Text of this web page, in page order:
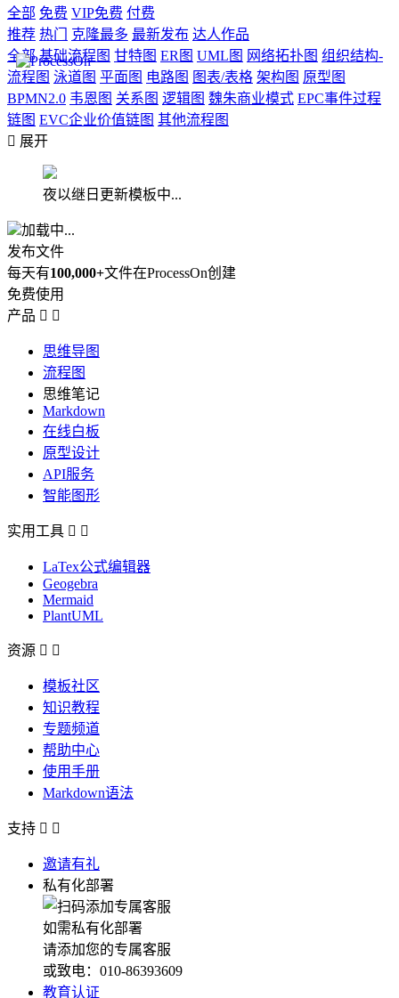
全部 免费 VIP免费 付费
推荐 热门 克隆最多 最新发布 达人作品
全部 基础流程图 甘特图 ER图 UML图 网络拓扑图 组织结构-
流程图 泳道图 平面图 电路图 图表/表格 架构图 原型图
BPMN2.0 韦恩图 关系图 逻辑图 魏朱商业模式 EPC事件过程
链图 EVC企业价值链图 其他流程图
 展开
夜以继日更新模板中...
加载中...
发布文件
每天有100,000+文件在ProcessOn创建
免费使用
产品  
思维导图
流程图
思维笔记
Markdown
在线白板
原型设计
API服务
智能图形
实用工具  
LaTex公式编辑器
Geogebra
Mermaid
PlantUML
资源  
模板社区
知识教程
专题频道
帮助中心
使用手册
Markdown语法
支持  
邀请有礼
私有化部署
如需私有化部署
请添加您的专属客服
或致电：010-86393609
教育认证